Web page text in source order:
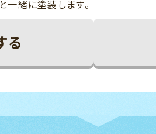
一緒に塗装します。
る